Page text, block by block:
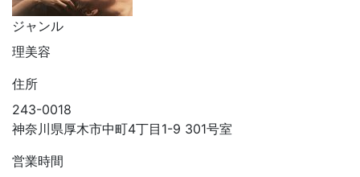
ジャンル
理美容
住所
243-0018
神奈川県厚木市中町4丁目1-9 301号室
営業時間